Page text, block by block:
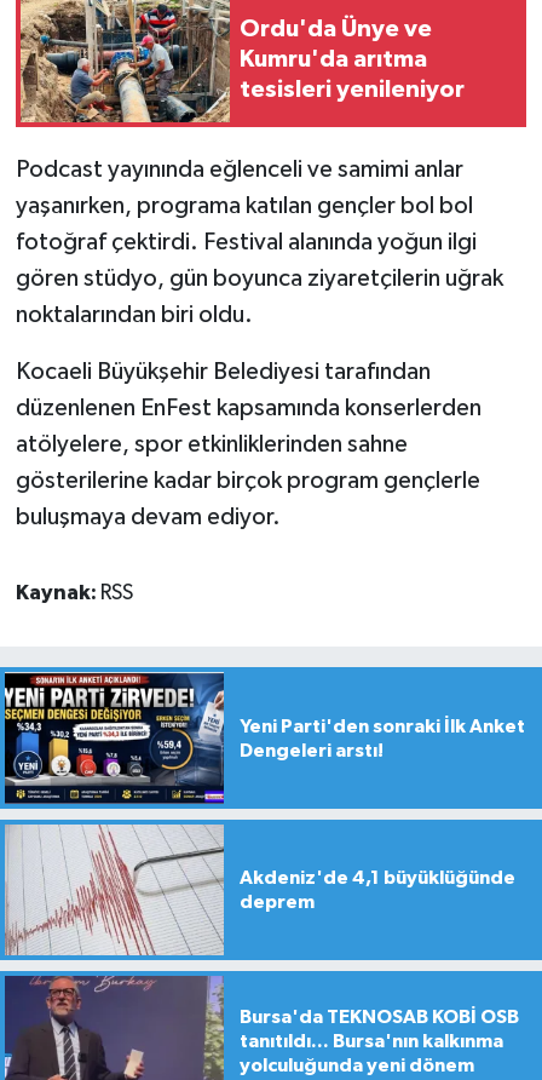
Ordu'da Ünye ve
Kumru'da arıtma
tesisleri yenileniyor
Podcast yayınında eğlenceli ve samimi anlar
yaşanırken, programa katılan gençler bol bol
fotoğraf çektirdi. Festival alanında yoğun ilgi
gören stüdyo, gün boyunca ziyaretçilerin uğrak
noktalarından biri oldu.
Kocaeli Büyükşehir Belediyesi tarafından
düzenlenen EnFest kapsamında konserlerden
atölyelere, spor etkinliklerinden sahne
gösterilerine kadar birçok program gençlerle
buluşmaya devam ediyor.
Kaynak: RSS
Yeni Parti'den sonraki İlk Anket
Dengeleri arstı!
Akdeniz'de 4,1 büyüklüğünde
deprem
Bursa'da TEKNOSAB KOBİ OSB
tanıtıldı... Bursa'nın kalkınma
yolculuğunda yeni dönem